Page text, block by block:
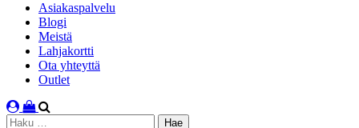
Asiakaspalvelu
Blogi
Meistä
Lahjakortti
Ota yhteyttä
Outlet
Haku: